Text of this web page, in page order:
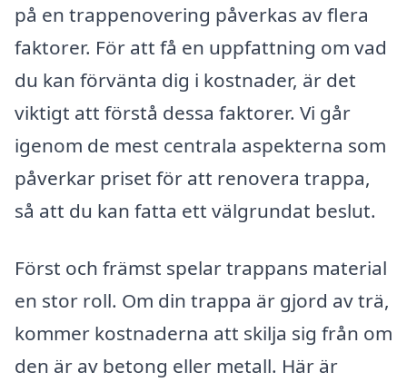
på en trappenovering påverkas av flera
faktorer. För att få en uppfattning om vad
du kan förvänta dig i kostnader, är det
viktigt att förstå dessa faktorer. Vi går
igenom de mest centrala aspekterna som
påverkar priset för att renovera trappa,
så att du kan fatta ett välgrundat beslut.
Först och främst spelar trappans material
en stor roll. Om din trappa är gjord av trä,
kommer kostnaderna att skilja sig från om
den är av betong eller metall. Här är